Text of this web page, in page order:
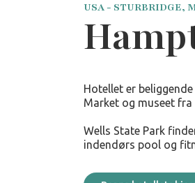
USA - STURBRIDGE,
Hotellet er
Market og museet
Wells State Park
indendørs pool og